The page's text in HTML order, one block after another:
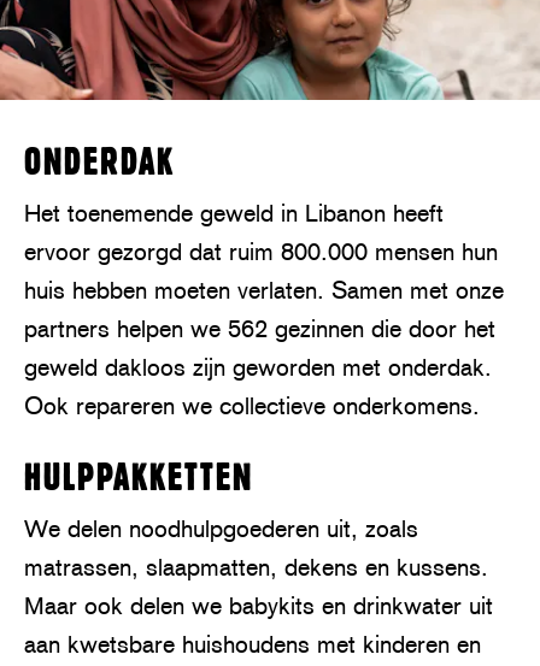
ONDERDAK
Het toenemende geweld in Libanon heeft
ervoor gezorgd dat ruim 800.000 mensen hun
huis hebben moeten verlaten. Samen met onze
partners helpen we 562 gezinnen die door het
geweld dakloos zijn geworden met onderdak.
Ook repareren we collectieve onderkomens.
HULPPAKKETTEN
We delen noodhulpgoederen uit, zoals
matrassen, slaapmatten, dekens en kussens.
Maar ook delen we babykits en drinkwater uit
aan kwetsbare huishoudens met kinderen en